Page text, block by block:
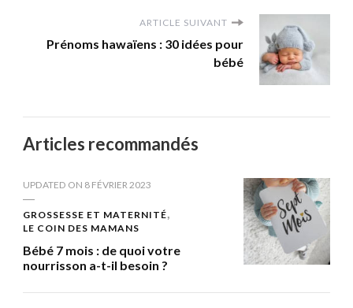
ARTICLE SUIVANT
Prénoms hawaïens : 30 idées pour
bébé
Articles recommandés
UPDATED ON 8 FÉVRIER 2023
GROSSESSE ET MATERNITÉ
LE COIN DES MAMANS
Bébé 7 mois : de quoi votre
nourrisson a-t-il besoin ?